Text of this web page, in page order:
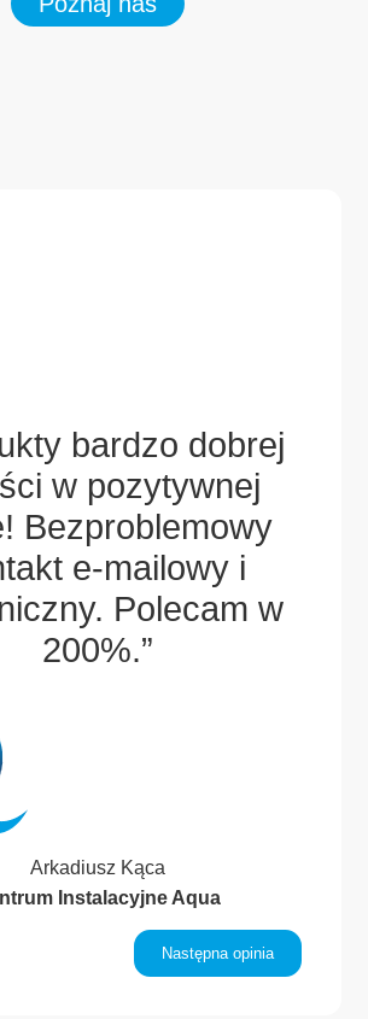
Arkadiusz Kąca
Instalacyjne Aqua
Następna opinia
bardzo dobrej
w pozytywnej
Bezproblemowy
e-mailowy i
Polecam w
200%.”